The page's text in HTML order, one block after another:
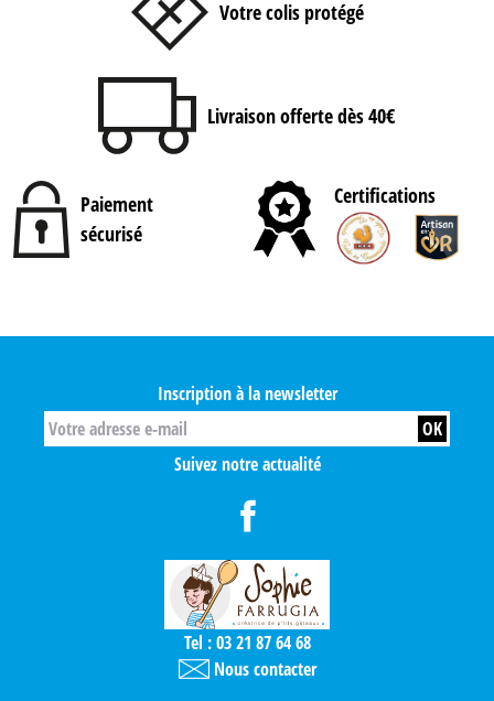
Votre colis protégé
Livraison offerte dès 40€
Paiement
sécurisé
Certifications
Tel : 03 21 87 64 68
Nous contacter
Inscription à la newsletter
Suivez notre actualité